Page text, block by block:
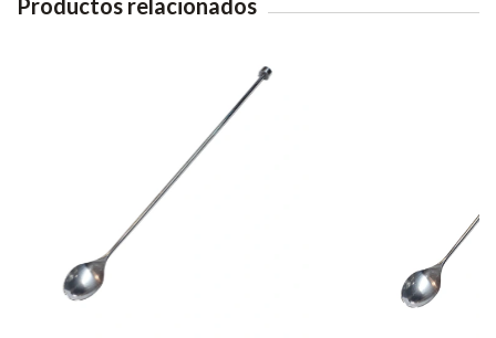
Productos relacionados